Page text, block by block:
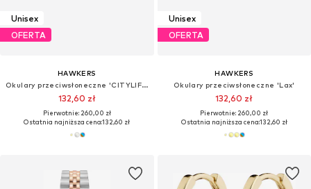
Unisex
OFERTA
HAWKERS
Okulary przeciwsłoneczne 'CITYLIFE'
132,60 zł
Pierwotnie: 260,00 zł
Ostatnia najniższa cena:132,60 zł
Unisex
OFERTA
HAWKERS
Okulary przeciwsłoneczne 'Lax'
132,60 zł
Pierwotnie: 260,00 zł
Ostatnia najniższa cena:132,60 zł